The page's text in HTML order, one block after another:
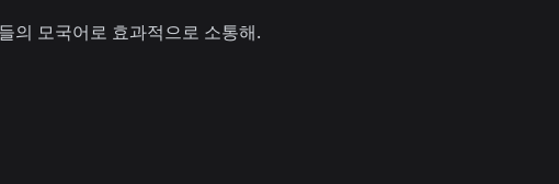
의 모국어로 효과적으로 소통해.